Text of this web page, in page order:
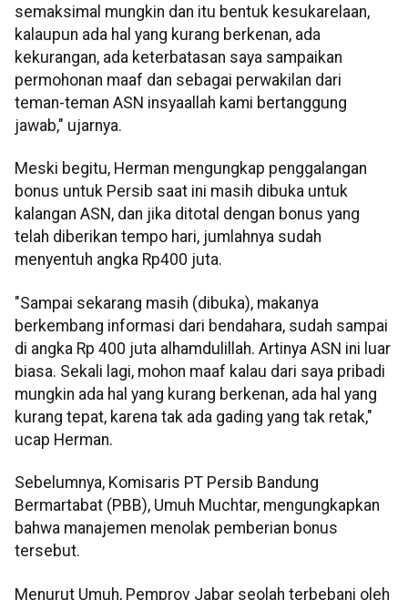
semaksimal mungkin dan itu bentuk kesukarelaan,
kalaupun ada hal yang kurang berkenan, ada
kekurangan, ada keterbatasan saya sampaikan
permohonan maaf dan sebagai perwakilan dari
teman-teman ASN insyaallah kami bertanggung
jawab," ujarnya.
Meski begitu, Herman mengungkap penggalangan
bonus untuk Persib saat ini masih dibuka untuk
kalangan ASN, dan jika ditotal dengan bonus yang
telah diberikan tempo hari, jumlahnya sudah
menyentuh angka Rp400 juta.
"Sampai sekarang masih (dibuka), makanya
berkembang informasi dari bendahara, sudah sampai
di angka Rp 400 juta alhamdulillah. Artinya ASN ini luar
biasa. Sekali lagi, mohon maaf kalau dari saya pribadi
mungkin ada hal yang kurang berkenan, ada hal yang
kurang tepat, karena tak ada gading yang tak retak,"
ucap Herman.
Sebelumnya, Komisaris PT Persib Bandung
Bermartabat (PBB), Umuh Muchtar, mengungkapkan
bahwa manajemen menolak pemberian bonus
tersebut.
Menurut Umuh, Pemprov Jabar seolah terbebani oleh